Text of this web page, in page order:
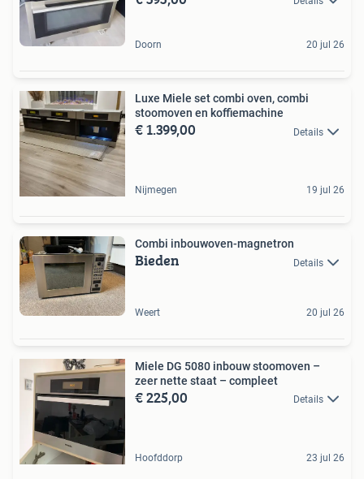
Doorn 20 jul 26
Luxe Miele set combi oven, combi
stoomoven en koffiemachine
€ 1.399,00 Details
Nijmegen 19 jul 26
Combi inbouwoven-magnetron
Bieden Details
Weert 20 jul 26
Miele DG 5080 inbouw stoomoven –
zeer nette staat – compleet
€ 225,00 Details
Hoofddorp 23 jul 26